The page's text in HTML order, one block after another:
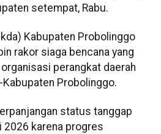
setempat, Rabu.
Kabupaten Probolinggo
rakor siaga bencana yang
perangkat daerah
Probolinggo.
status tanggap
2026 karena progres